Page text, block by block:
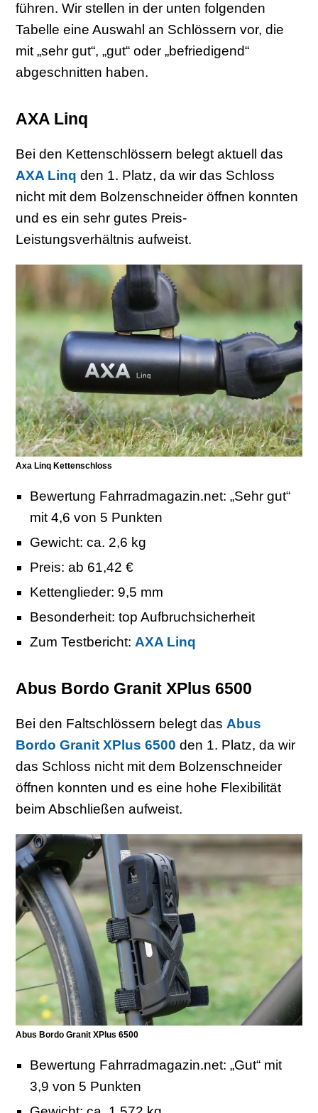
führen. Wir stellen in der unten folgenden
Tabelle eine Auswahl an Schlössern vor, die
mit „sehr gut“, „gut“ oder „befriedigend“
abgeschnitten haben.
AXA Linq
Bei den Kettenschlössern belegt aktuell das
AXA Linq den 1. Platz, da wir das Schloss
nicht mit dem Bolzenschneider öffnen konnten
und es ein sehr gutes Preis-
Leistungsverhältnis aufweist.
Axa Linq Kettenschloss
Bewertung Fahrradmagazin.net: „Sehr gut“
mit 4,6 von 5 Punkten
Gewicht: ca. 2,6 kg
Preis: ab 61,42 €
Kettenglieder: 9,5 mm
Besonderheit: top Aufbruchsicherheit
Zum Testbericht: AXA Linq
Abus Bordo Granit XPlus 6500
Bei den Faltschlössern belegt das Abus
Bordo Granit XPlus 6500 den 1. Platz, da wir
das Schloss nicht mit dem Bolzenschneider
öffnen konnten und es eine hohe Flexibilität
beim Abschließen aufweist.
Abus Bordo Granit XPlus 6500
Bewertung Fahrradmagazin.net: „Gut“ mit
3,9 von 5 Punkten